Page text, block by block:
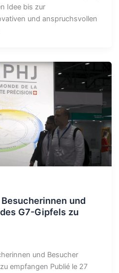
Idee bis zur
und anspruchsvollen
und
G7-Gipfels zu
und Besucher
empfangen Publié le 27